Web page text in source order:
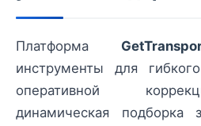
Платформа
инструменты для
оперативной
динамическая подборка